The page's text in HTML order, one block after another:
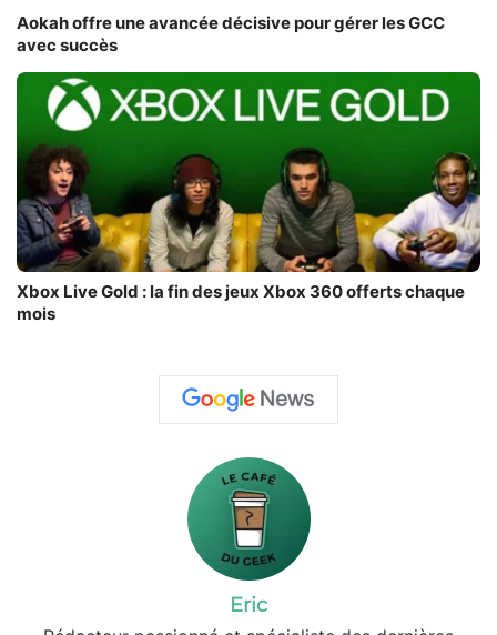
Aokah offre une avancée décisive pour gérer les GCC
avec succès
Xbox Live Gold : la fin des jeux Xbox 360 offerts chaque
mois
Eric